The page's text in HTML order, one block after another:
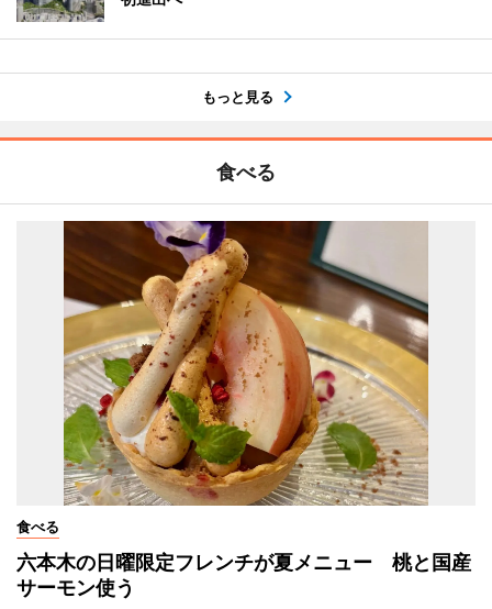
もっと見る
食べる
食べる
六本木の日曜限定フレンチが夏メニュー 桃と国産
サーモン使う